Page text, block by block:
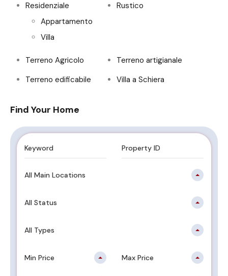
Residenziale
Appartamento
Villa
Rustico
Terreno Agricolo
Terreno artigianale
Terreno edificabile
Villa a Schiera
Find Your Home
All Main Locations
All Status
All Types
Min Price Max Price